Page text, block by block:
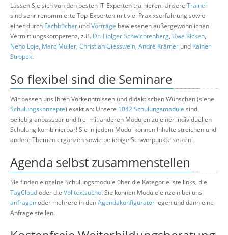
Lassen Sie sich von den besten IT-Experten trainieren: Unsere Trainer
sind sehr renommierte Top-Experten mit viel Praxixserfahrung sowie
einer durch Fachbücher undVorträge bewiesenen außergewöhnlichen
Vermittlungskompetenz, z.B. Dr. Holger Schwichtenberg, Uwe Ricken,
Neno Loje, Marc Müller, Christian Giesswein, André Krämer und Rainer
Stropek.
So flexibel sind die Seminare
Wir passen uns Ihren Vorkenntnissen und didaktischen Wünschen (siehe
Schulungskonzepte) exakt an: Unsere 1042 Schulungsmodule sind
beliebig anpassbar und frei mit anderen Modulen zu einer individuellen
Schulung kombinierbar! Sie in jedem Modul können Inhalte streichen und
andere Themen ergänzen sowie beliebige Schwerpunkte setzen!
Agenda selbst zusammenstellen
Sie finden einzelne Schulungsmodule über die Kategorieliste links, die
TagCloudoder die Volltextsuche. Sie können Module einzeln bei uns
anfragenoder mehrere in denAgendakonfigurator legen und dann eine
Anfrage stellen.